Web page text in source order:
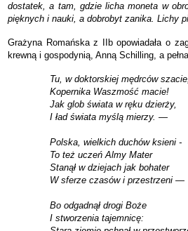
dostatek, a tam, gdzie licha moneta w
pięknych i nauki, a dobrobyt zanika. Lichy
Grażyna Romańska z IIb opowiadała o
krewną i gospodynią, Anną Schilling, a
Tu, w doktorskiej mędrców szacie,
Kopernika Waszmość macie!
Jak glob świata w ręku dzierży,
I ład świata myślą mierzy. —
Polska, wielkich duchów ksieni -
To też uczeń Almy Mater
Stanął w dziejach jak bohater
W sferze czasów i przestrzeni —
Bo odgadnął drogi Boże
I stworzenia tajemnicę: